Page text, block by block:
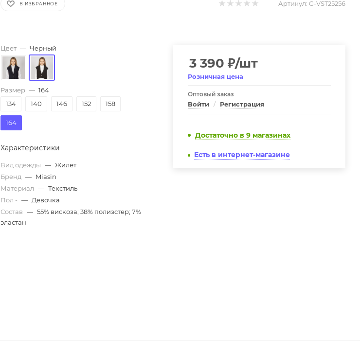
В ИЗБРАННОЕ Артикул: G-VST25256
Цвет — Черный
Размер — 164
134
140 146 152 158
164
Характеристики
Вид одежды — Жилет
Бренд — Miasin
Материал — Текстиль
Пол - — Девочка
Состав — 55% вискоза; 38% полиэстер; 7%
эластан
3 390 ₽/шт
Розничная цена
Оптовый заказ
Войти / Регистрация
Достаточно в 9 магазинах
Есть в интернет-магазине